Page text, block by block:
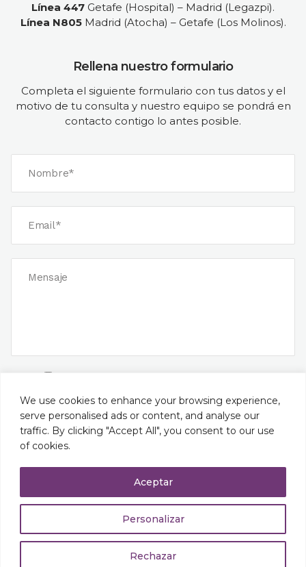
We use cookies to enhance your browsing experience,
serve personalised ads or content, and analyse our
traffic. By clicking "Accept All", you consent to our use
of cookies.
Personalizar
Rechazar
Aceptar
Línea 447 Getafe (Hospital) – Madrid (Legazpi).
Línea N805Madrid (Atocha) – Getafe (Los Molinos).
Rellena nuestro formulario
Completa el siguiente formulario con tus datos y el
motivo de tu consulta y nuestro equipo se pondrá en
contacto contigo lo antes posible.